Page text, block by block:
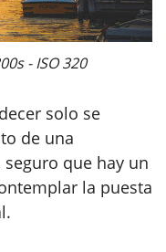
- ISO 320
solo se
de una
que hay un
la puesta